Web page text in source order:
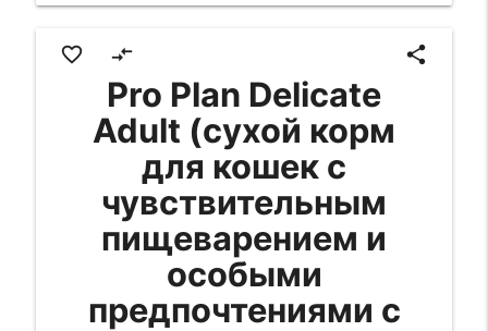
favorite_border compare_arrows share
Pro Plan Delicate
Adult (сухой корм
для кошек с
чувствительным
пищеварением и
особыми
предпочтениями с